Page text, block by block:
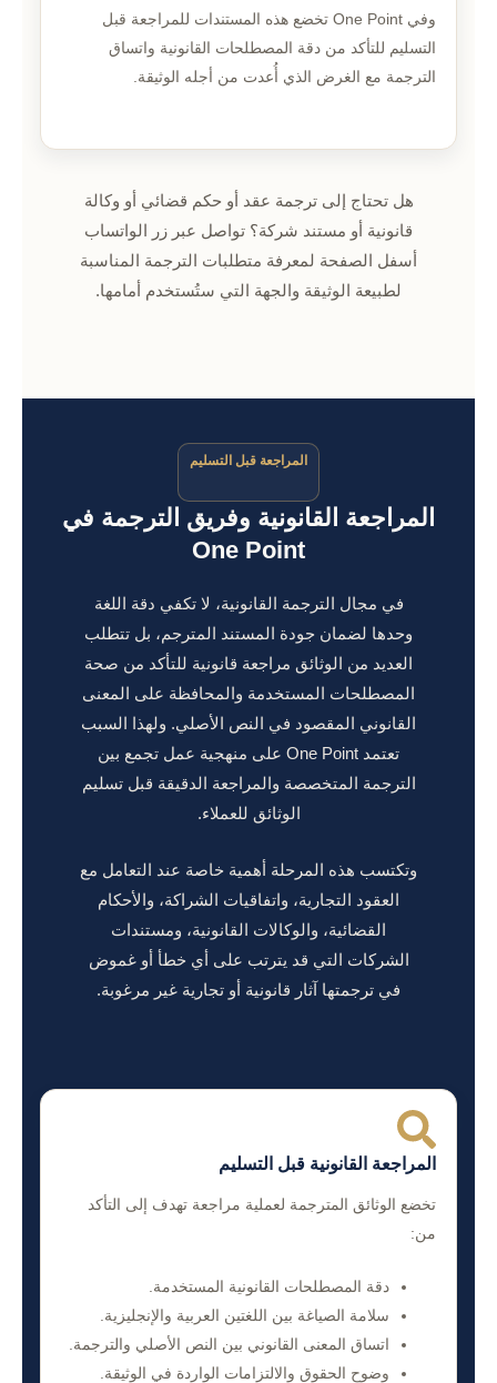
وفي One Point تخضع هذه المستندات للمراجعة قبل
التسليم للتأكد من دقة المصطلحات القانونية واتساق
الترجمة مع الغرض الذي أُعدت من أجله الوثيقة.
هل تحتاج إلى ترجمة عقد أو حكم قضائي أو وكالة
قانونية أو مستند شركة؟ تواصل عبر زر الواتساب
أسفل الصفحة لمعرفة متطلبات الترجمة المناسبة
لطبيعة الوثيقة والجهة التي ستُستخدم أمامها.
المراجعة قبل التسليم
المراجعة القانونية وفريق الترجمة في
One Point
في مجال الترجمة القانونية، لا تكفي دقة اللغة
وحدها لضمان جودة المستند المترجم، بل تتطلب
العديد من الوثائق مراجعة قانونية للتأكد من صحة
المصطلحات المستخدمة والمحافظة على المعنى
القانوني المقصود في النص الأصلي. ولهذا السبب
تعتمد One Point على منهجية عمل تجمع بين
الترجمة المتخصصة والمراجعة الدقيقة قبل تسليم
الوثائق للعملاء.
وتكتسب هذه المرحلة أهمية خاصة عند التعامل مع
العقود التجارية، واتفاقيات الشراكة، والأحكام
القضائية، والوكالات القانونية، ومستندات
الشركات التي قد يترتب على أي خطأ أو غموض
في ترجمتها آثار قانونية أو تجارية غير مرغوبة.
المراجعة القانونية قبل التسليم
تخضع الوثائق المترجمة لعملية مراجعة تهدف إلى التأكد
من:
دقة المصطلحات القانونية المستخدمة.
سلامة الصياغة بين اللغتين العربية والإنجليزية.
اتساق المعنى القانوني بين النص الأصلي والترجمة.
وضوح الحقوق والالتزامات الواردة في الوثيقة.